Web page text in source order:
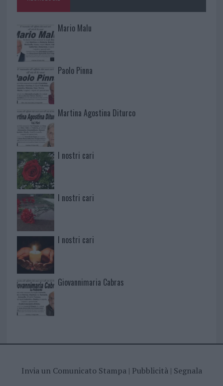
Mario Malu
Paolo Pinna
Martina Agostina Diturco
I nostri cari
I nostri cari
I nostri cari
Giovannimaria Cabras
Invia un Comunicato Stampa| Pubblicità| Segnala